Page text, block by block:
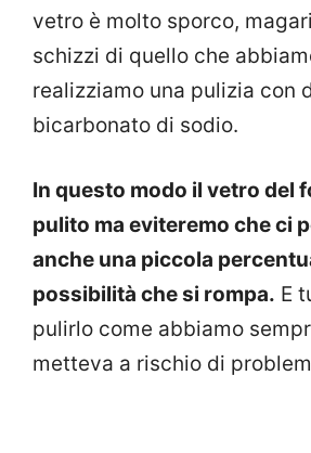
vetro è molto sporco,
schizzi di quello che
realizziamo una pulizia con
bicarbonato di sodio.
In questo modo il vetro del
pulito ma eviteremo che ci
anche una piccola
possibilità che si rompa. E
pulirlo come abbiamo
metteva a rischio di